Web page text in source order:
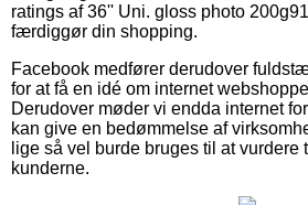
ratings af 36'' Uni. gloss photo
færdiggør din shopping.
Facebook medfører derudover
for at få en idé om internet
Derudover møder vi endda internet
kan give en bedømmelse af
lige så vel burde bruges til at vurdere
kunderne.